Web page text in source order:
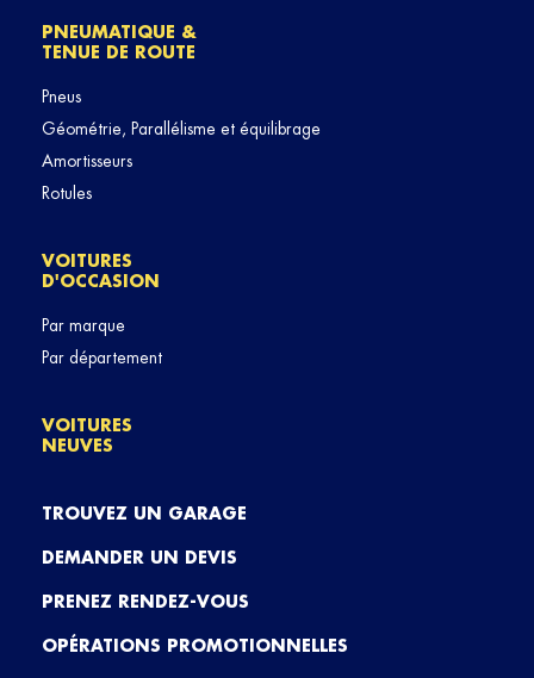
PNEUMATIQUE &
TENUE DE ROUTE
Pneus
Géométrie, Parallélisme et équilibrage
Amortisseurs
Rotules
VOITURES
D'OCCASION
Par marque
Par département
VOITURES
NEUVES
TROUVEZ UN GARAGE
DEMANDER UN DEVIS
PRENEZ RENDEZ-VOUS
OPÉRATIONS PROMOTIONNELLES